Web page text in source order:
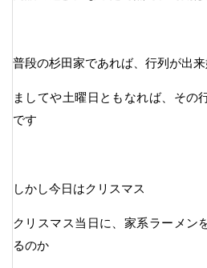
普段の杉田家であれば、行列が出
ましてや土曜日ともなれば、その
です
しかし今日はクリスマス
クリスマス当日に、家系ラーメン
るのか